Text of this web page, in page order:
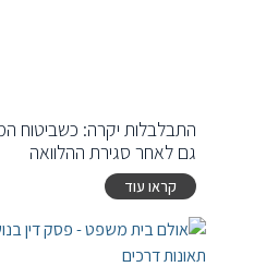
התבלבלות יקרה: כשביטוח
גם לאחר סגירת ההלוואה
קראו עוד